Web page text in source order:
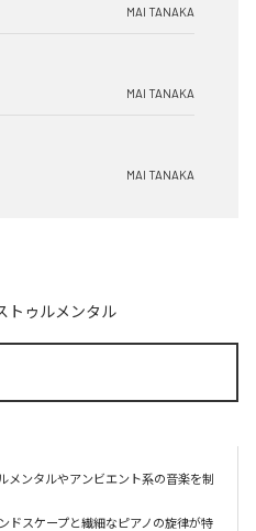
MAI TANAKA
MAI TANAKA
MAI TANAKA
トゥルメンタル
メンタルやアンビエント系の音楽を制
ドスケープと繊細なピアノの旋律が特